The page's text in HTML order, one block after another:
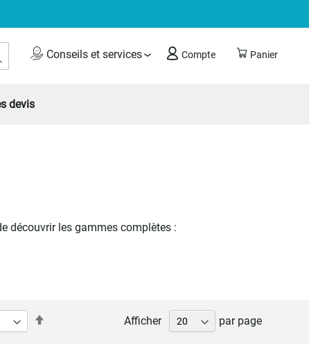
Panier
Conseils et services Compte
Rechercher
devis
découvrir les gammes complètes :
Afficher
par page